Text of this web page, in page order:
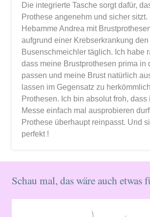
Die integrierte Tasche sorgt dafür,
Prothese angenehm und sicher
Hebamme Andrea mit
aufgrund einer Krebserkrankung den
Busenschmeichler täglich. Ich habe
dass meine Brustprothesen prima in
passen und meine Brust natürlich
lassen im Gegensatz zu
Prothesen. Ich bin absolut froh, dass
Messe einfach mal ausprobieren
Prothese überhaupt reinpasst. Und
perfekt !
Schau mal, das wäre auch etwas